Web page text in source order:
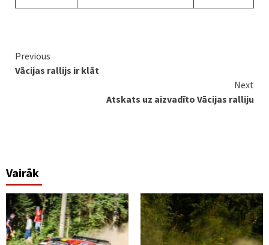
Continue
Reading
Previous
Vācijas rallijs ir klāt
Next
Atskats uz aizvadīto Vācijas ralliju
Vairāk